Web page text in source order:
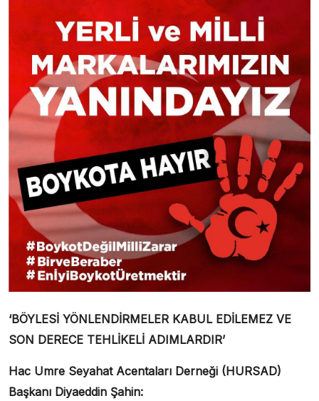
‘BÖYLESİ YÖNLENDİRMELER KABUL EDİLEMEZ VE
SON DERECE TEHLİKELİ ADIMLARDIR’
Hac Umre Seyahat Acentaları Derneği (HURSAD)
Başkanı Diyaeddin Şahin: